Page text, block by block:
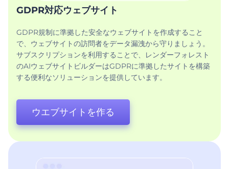
GDPR対応ウェブサイト
GDPR規制に準拠した安全なウェブサイトを作成すること
で、ウェブサイトの訪問者をデータ漏洩から守りましょう。
サブスクリプションを利用することで、レンダーフォレスト
のAIウェブサイトビルダーはGDPRに準拠したサイトを構築
する便利なソリューションを提供しています。
ウエブサイトを作る